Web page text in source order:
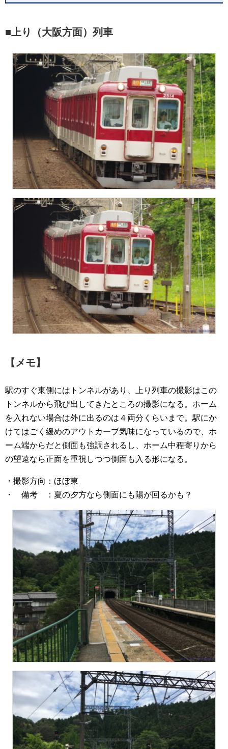
■上り（大阪方面）列車
【メモ】
駅のすぐ東側にはトンネルがあり、上り列車の撮影はこの
トンネルから飛び出してきたところの撮影になる。ホーム
を入れない場合は外に出るのは４両分くらいまで。駅にか
けてはごく緩めのアウトカーブ気味になっているので、ホ
ーム端からだと側面も強調されるし、ホーム中程寄りから
の望遠なら正面を重視しつつ側面も入る形になる。
・撮影方向：ほぼ東
・ 備考 ：夏の夕方なら側面にも陽が回るかも？